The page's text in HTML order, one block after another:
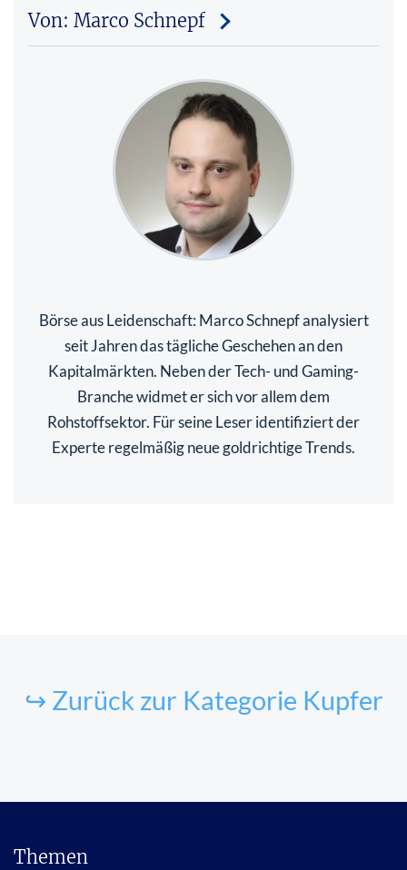
Von: Marco Schnepf
Börse aus Leidenschaft: Marco Schnepf analysiert
seit Jahren das tägliche Geschehen an den
Kapitalmärkten. Neben der Tech- und Gaming-
Branche widmet er sich vor allem dem
Rohstoffsektor. Für seine Leser identifiziert der
Experte regelmäßig neue goldrichtige Trends.
↪ Zurück zur Kategorie Kupfer
Themen